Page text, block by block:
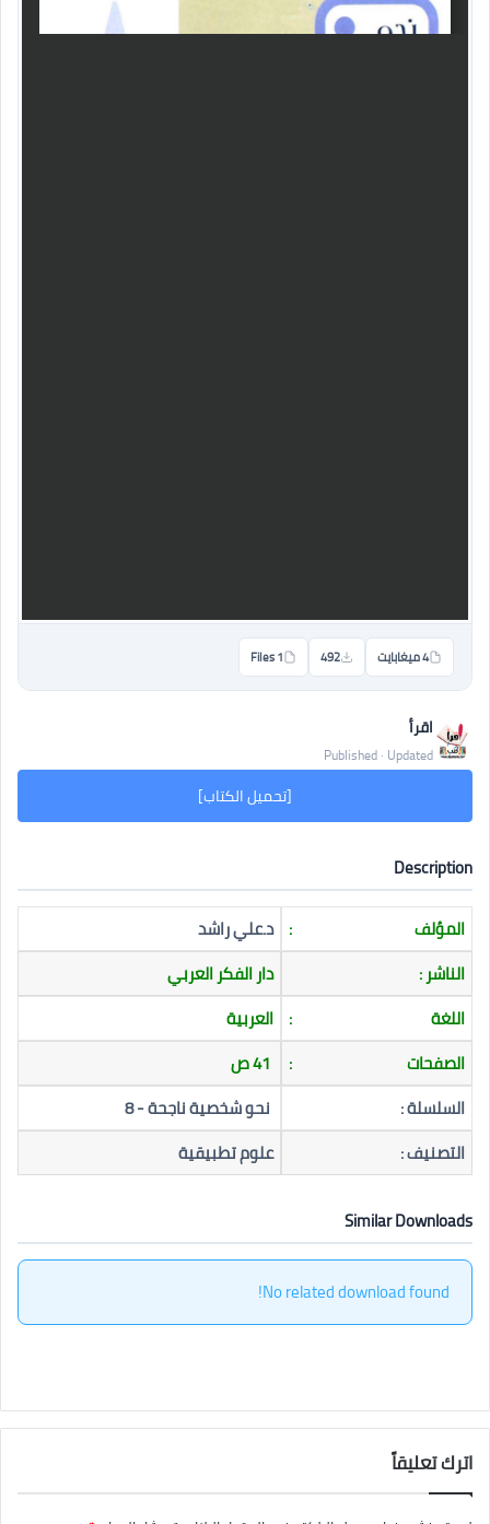
4 ميغابايت 492
1 Files
اقرأ
Published · Updated
[تحميل الكتاب]
Description
المؤلف
: د.علي راشد
الناشر :
دار الفكر العربي
اللغة
: العربية
الصفحات
:
السلسلة :
نحو شخصية ناجحة - 8
التصنيف :
علوم تطبيقية
Similar Downloads
No related download found!
اترك تعليقاً